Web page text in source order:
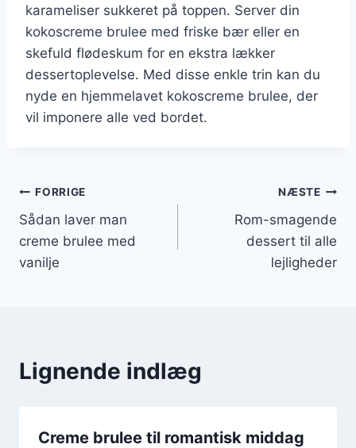
karameliser sukkeret på toppen. Server din
kokoscreme brulee med friske bær eller en
skefuld flødeskum for en ekstra lækker
dessertoplevelse. Med disse enkle trin kan du
nyde en hjemmelavet kokoscreme brulee, der
vil imponere alle ved bordet.
Indlægsnavigation
FORRIGE
Sådan laver man
creme brulee med
vanilje
NÆSTE
Rom-smagende
dessert til alle
lejligheder
Lignende indlæg
Creme brulee til romantisk middag